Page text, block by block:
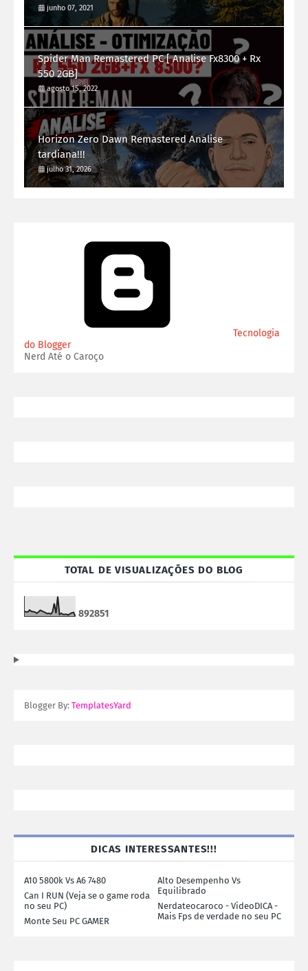
junho 07, 2021
Spider Man Remastered PC [ Analise Fx8300 + Rx
550 2GB]
agosto 15, 2022
Horizon Zero Dawn Remastered Analise
tardiana!!!
julho 31, 2026
Tecnologia
do Blogger
Nerd Até o Caroço
TOTAL DE VISUALIZAÇÕES DO BLOG
892851
Blogger By: TemplatesYard
DICAS INTERESSANTES!!!
A10 5800k Vs A6 7480
Alto Desempenho Vs
Equilibrado
Can I RUN (Veja se o game roda
no seu PC)
Nerdateocaroco - VideoDICA -
Mais Fps de verdade no seu PC
Monte Seu PC GAMER